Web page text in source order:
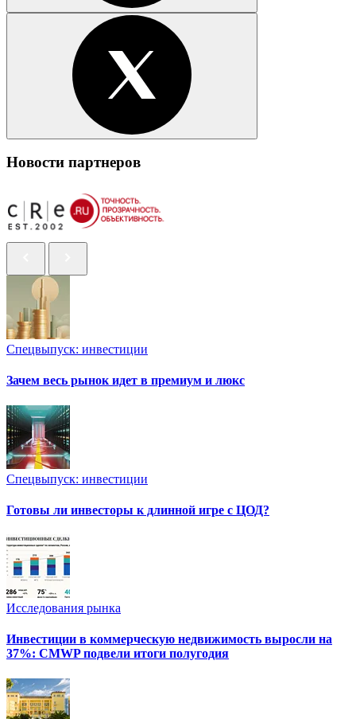
Новости партнеров
Спецвыпуск: инвестиции
Зачем весь рынок идет в премиум и люкс
Спецвыпуск: инвестиции
Готовы ли инвесторы к длинной игре с ЦОД?
Исследования рынка
Инвестиции в коммерческую недвижимость выросли на
37%: CMWP подвели итоги полугодия